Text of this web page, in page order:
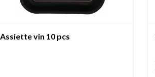
Assiette vin 10 pcs